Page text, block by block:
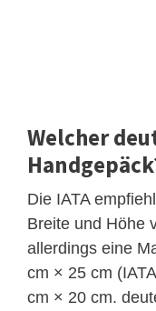
Welcher
Die IATA
Breite und Höhe
allerdings eine
cm × 25 cm
cm × 20 cm.